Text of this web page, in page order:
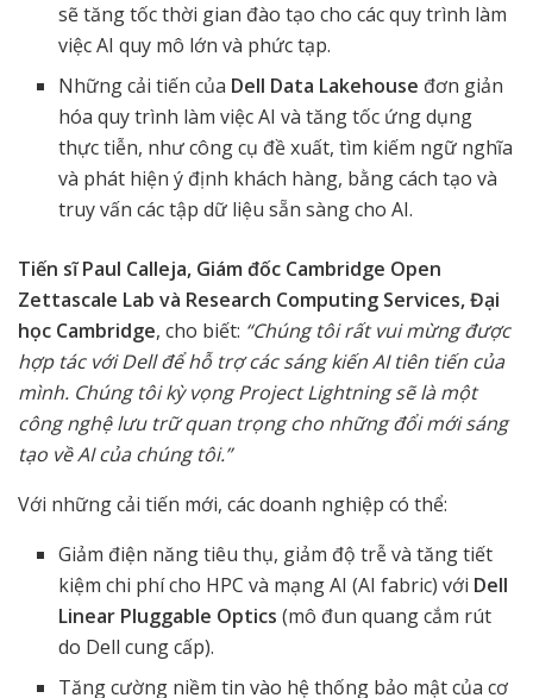
sẽ tăng tốc thời gian đào tạo cho các quy trình làm
việc AI quy mô lớn và phức tạp.
Những cải tiến của Dell Data Lakehouse đơn giản
hóa quy trình làm việc AI và tăng tốc ứng dụng
thực tiễn, như công cụ đề xuất, tìm kiếm ngữ nghĩa
và phát hiện ý định khách hàng, bằng cách tạo và
truy vấn các tập dữ liệu sẵn sàng cho AI.
Tiến sĩ Paul Calleja, Giám đốc Cambridge Open
Zettascale Lab và Research Computing Services, Đại
học Cambridge, cho biết: “Chúng tôi rất vui mừng được
hợp tác với Dell để hỗ trợ các sáng kiến AI tiên tiến của
mình. Chúng tôi kỳ vọng Project Lightning sẽ là một
công nghệ lưu trữ quan trọng cho những đổi mới sáng
tạo về AI của chúng tôi.”
Với những cải tiến mới, các doanh nghiệp có thể:
Giảm điện năng tiêu thụ, giảm độ trễ và tăng tiết
kiệm chi phí cho HPC và mạng AI (AI fabric) với Dell
Linear Pluggable Optics(mô đun quang cắm rút
do Dell cung cấp).
Tăng cường niềm tin vào hệ thống bảo mật của cơ